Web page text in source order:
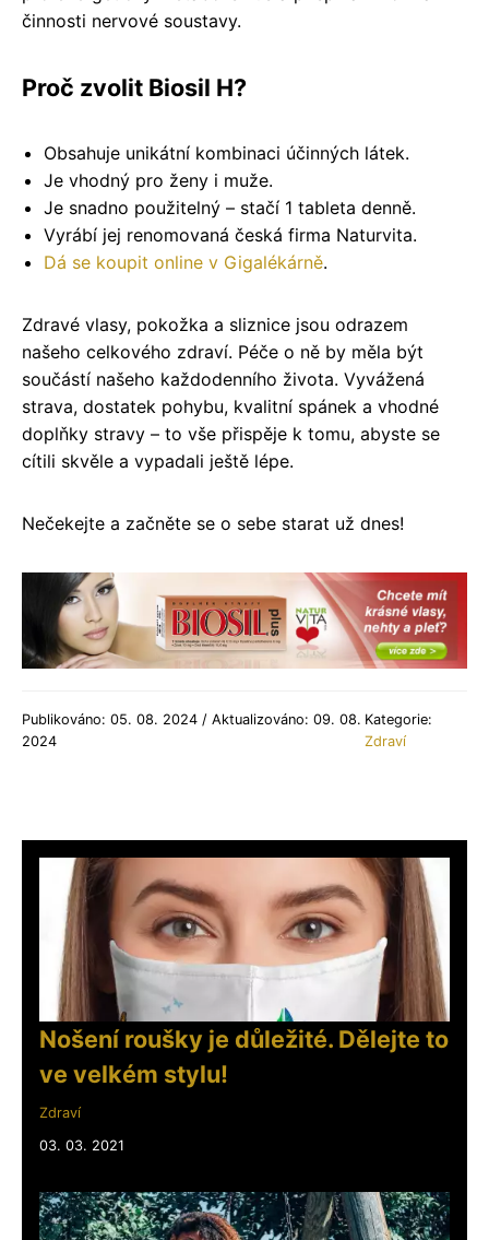
činnosti nervové soustavy.
Proč zvolit Biosil H?
Obsahuje unikátní kombinaci účinných látek.
Je vhodný pro ženy i muže.
Je snadno použitelný – stačí 1 tableta denně.
Vyrábí jej renomovaná česká firma Naturvita.
Dá se koupit online v Gigalékárně.
Zdravé vlasy, pokožka a sliznice jsou odrazem
našeho celkového zdraví. Péče o ně by měla být
součástí našeho každodenního života. Vyvážená
strava, dostatek pohybu, kvalitní spánek a vhodné
doplňky stravy – to vše přispěje k tomu, abyste se
cítili skvěle a vypadali ještě lépe.
Nečekejte a začněte se o sebe starat už dnes!
Publikováno: 05. 08. 2024 / Aktualizováno: 09. 08.
2024
Kategorie:
Zdraví
Nošení roušky je důležité. Dělejte to
ve velkém stylu!
Zdraví
03. 03. 2021